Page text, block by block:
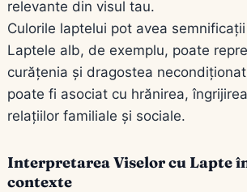
relevante din visul tau.
Culorile laptelui pot avea
Laptele alb, de exemplu, poate
curățenia și dragostea
poate fi asociat cu hrănirea,
relațiilor familiale și sociale.
Interpretarea Viselor cu Lapte
contexte